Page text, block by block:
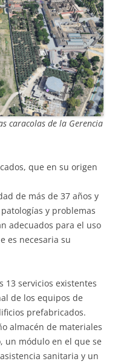
caracolas de la Gerencia
que en su origen
de más de 37 años y
y problemas
adecuados para el uso
es necesaria su
13 servicios existentes
de los equipos de
prefabricados.
almacén de materiales
un módulo en el que se
sanitaria y un